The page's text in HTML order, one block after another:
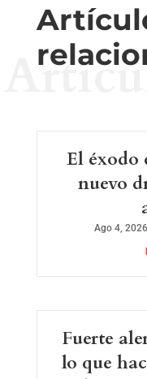
El éxodo
nuevo
Ago 4, 2026
Fuerte
lo que